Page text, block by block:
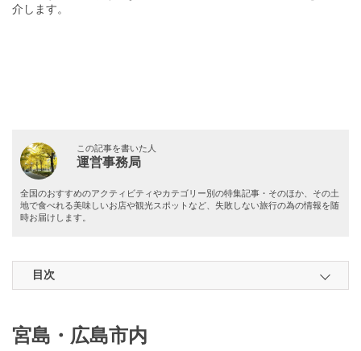
介します。
この記事を書いた人
運営事務局
全国のおすすめのアクティビティやカテゴリー別の特集記事・そのほか、その土
地で食べれる美味しいお店や観光スポットなど、失敗しない旅行の為の情報を随
時お届けします。
目次
宮島・広島市内